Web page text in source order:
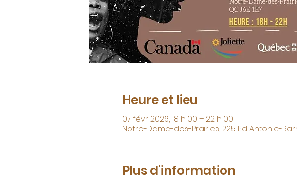
Heure et lieu
07 févr. 2026, 18 h 00 – 22 h 00
Notre-Dame-des-Prairies, 225 Bd Antonio-
Plus d'information